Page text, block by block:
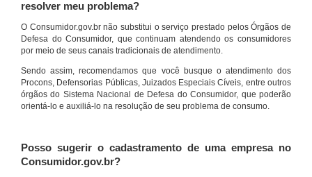
resolver meu problema?
O Consumidor.gov.br não substitui o serviço prestado pelos Órgãos de
Defesa do Consumidor, que continuam atendendo os consumidores
por meio de seus canais tradicionais de atendimento.
Sendo assim, recomendamos que você busque o atendimento dos
Procons, Defensorias Públicas, Juizados Especiais Cíveis, entre outros
órgãos do Sistema Nacional de Defesa do Consumidor, que poderão
orientá-lo e auxiliá-lo na resolução de seu problema de consumo.
Posso sugerir o cadastramento de uma empresa no
Consumidor.gov.br?